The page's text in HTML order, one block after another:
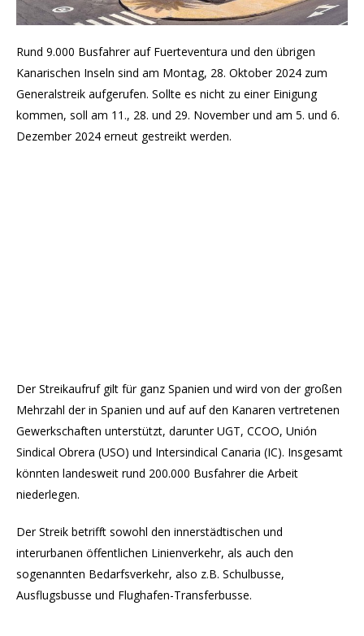
Rund 9.000 Busfahrer auf Fuerteventura und den übrigen
Kanarischen Inseln sind am Montag, 28. Oktober 2024 zum
Generalstreik aufgerufen. Sollte es nicht zu einer Einigung
kommen, soll am 11., 28. und 29. November und am 5. und 6.
Dezember 2024 erneut gestreikt werden.
Der Streikaufruf gilt für ganz Spanien und wird von der großen
Mehrzahl der in Spanien und auf auf den Kanaren vertretenen
Gewerkschaften unterstützt, darunter UGT, CCOO, Unión
Sindical Obrera (USO) und Intersindical Canaria (IC). Insgesamt
könnten landesweit rund 200.000 Busfahrer die Arbeit
niederlegen.
Der Streik betrifft sowohl den innerstädtischen und
interurbanen öffentlichen Linienverkehr, als auch den
sogenannten Bedarfsverkehr, also z.B. Schulbusse,
Ausflugsbusse und Flughafen-Transferbusse.